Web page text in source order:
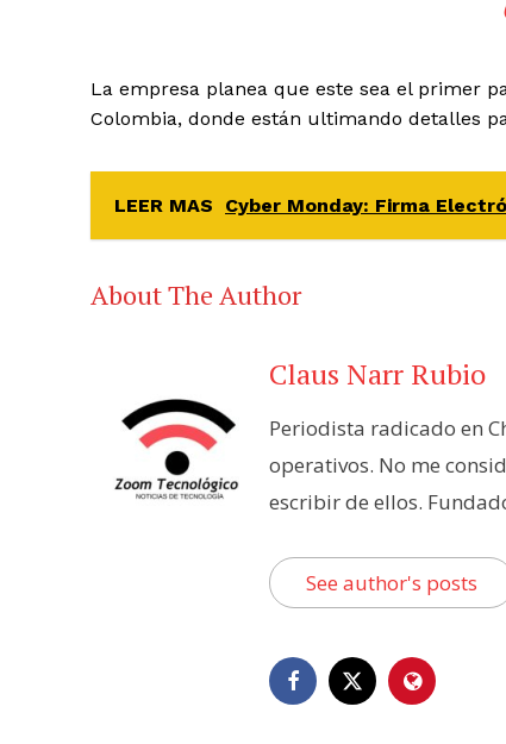
La empresa planea que este sea el primer
Colombia, donde están ultimando detalles
LEER MAS Cyber Monday: Firma
About The Author
Claus Narr Rubio
Periodista radicado en
operativos. No me
escribir de ellos.
See author's posts